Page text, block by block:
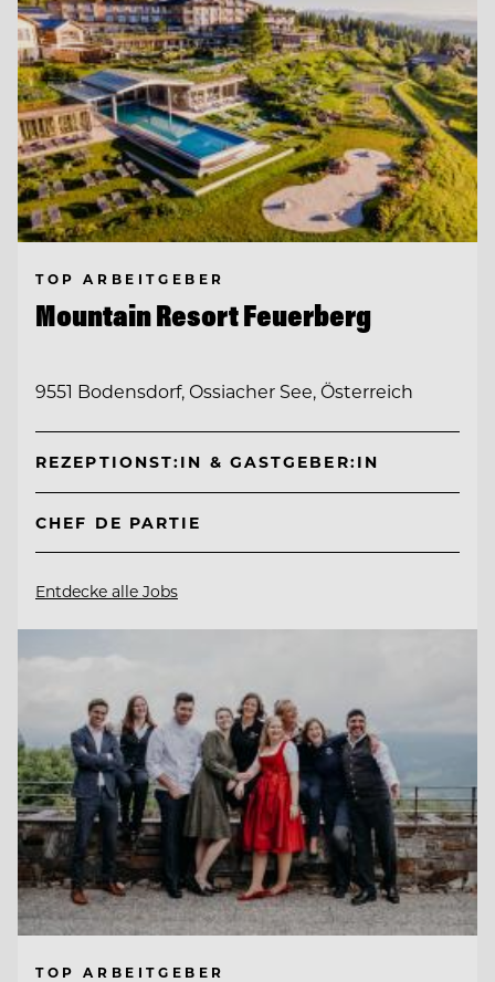
TOP ARBEITGEBER
Mountain Resort Feuerberg
9551 Bodensdorf, Ossiacher See, Österreich
REZEPTIONST:IN & GASTGEBER:IN
CHEF DE PARTIE
Entdecke alle Jobs
TOP ARBEITGEBER